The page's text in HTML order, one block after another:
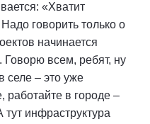
«Хватит
говорить только о
начинается
всем, ребят, ну
селе – это уже
работайте в городе –
инфраструктура